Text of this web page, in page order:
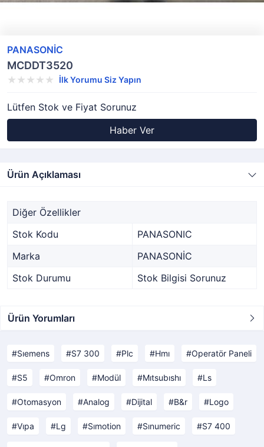
PANASONİC
MCDDT3520
İlk Yorumu Siz Yapın
Lütfen Stok ve Fiyat Sorunuz
Haber Ver
Ürün Açıklaması
Diğer Özellikler
Stok Kodu
PANASONIC
Marka
PANASONİC
Stok Durumu
Stok Bilgisi Sorunuz
Ürün Yorumları
Sıemens S7 300 Plc Hmı Operatör Paneli
S5 Omron Modül Mıtsubıshı Ls
Otomasyon Analog Dijital B&r Logo
Vıpa Lg Sımotion Sınumeric S7 400